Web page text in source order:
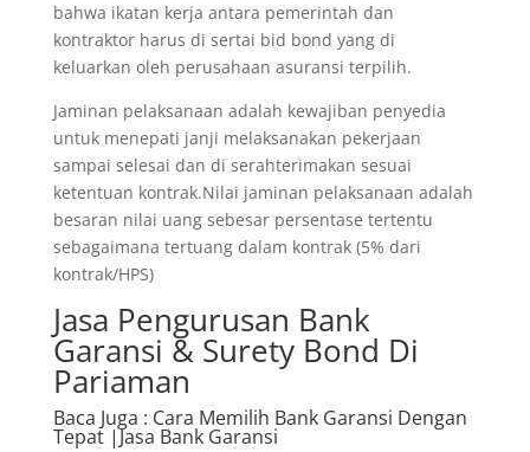
bahwa ikatan kerja antara pemerintah dan
kontraktor harus di sertai bid bond yang di
keluarkan oleh perusahaan asuransi terpilih.
Jaminan pelaksanaan adalah kewajiban penyedia
untuk menepati janji melaksanakan pekerjaan
sampai selesai dan di serahterimakan sesuai
ketentuan kontrak.Nilai jaminan pelaksanaan adalah
besaran nilai uang sebesar persentase tertentu
sebagaimana tertuang dalam kontrak (5% dari
kontrak/HPS)
Jasa Pengurusan Bank
Garansi & Surety Bond Di
Pariaman
Baca Juga : Cara Memilih Bank Garansi Dengan
Tepat |Jasa Bank Garansi